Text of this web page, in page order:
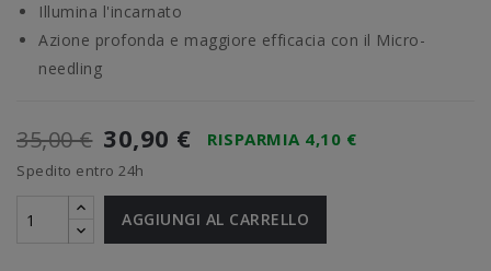
Illumina l'incarnato
Azione profonda e maggiore efficacia con il Micro-
needling
35,00 € 30,90 € RISPARMIA 4,10 €
Spedito entro 24h
AGGIUNGI AL CARRELLO